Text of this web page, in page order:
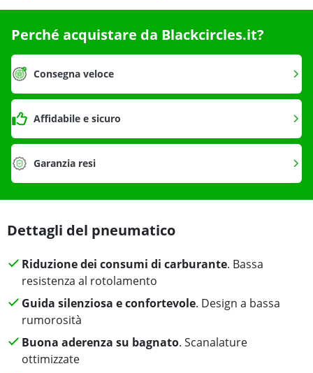
Perché acquistare da Blackcircles.it?
Consegna veloce
Affidabile e sicuro
Garanzia resi
Dettagli del pneumatico
Riduzione dei consumi di carburante. Bassa
resistenza al rotolamento
Guida silenziosa e confortevole. Design a bassa
rumorosità
Buona aderenza su bagnato. Scanalature
ottimizzate